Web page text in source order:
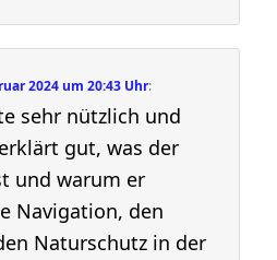
2024 um 20:43 Uhr:
sehr nützlich und
gut, was der
und warum er
Navigation, den
Naturschutz in der